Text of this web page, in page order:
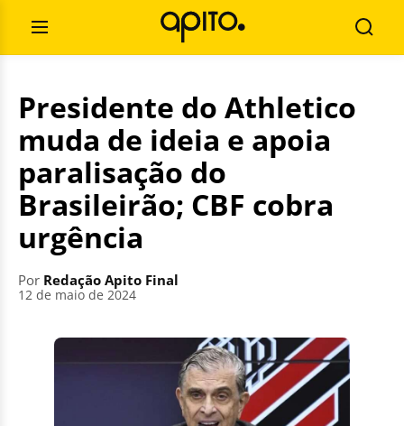
conteúdo
Abrir
Menu
por:
Presidente do Athletico
muda de ideia e apoia
paralisação do
Brasileirão; CBF cobra
urgência
Por Redação Apito Final
12 de maio de 2024